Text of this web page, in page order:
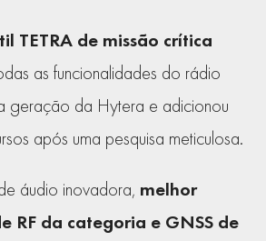
TETRA de missão crítica
as funcionalidades do rádio
geração da Hytera e adicionou
após uma pesquisa meticulosa.
áudio inovadora, melhor
RF da categoria e GNSS de